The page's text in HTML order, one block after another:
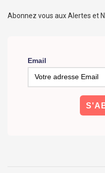
Abonnez vous aux Alertes et
Email